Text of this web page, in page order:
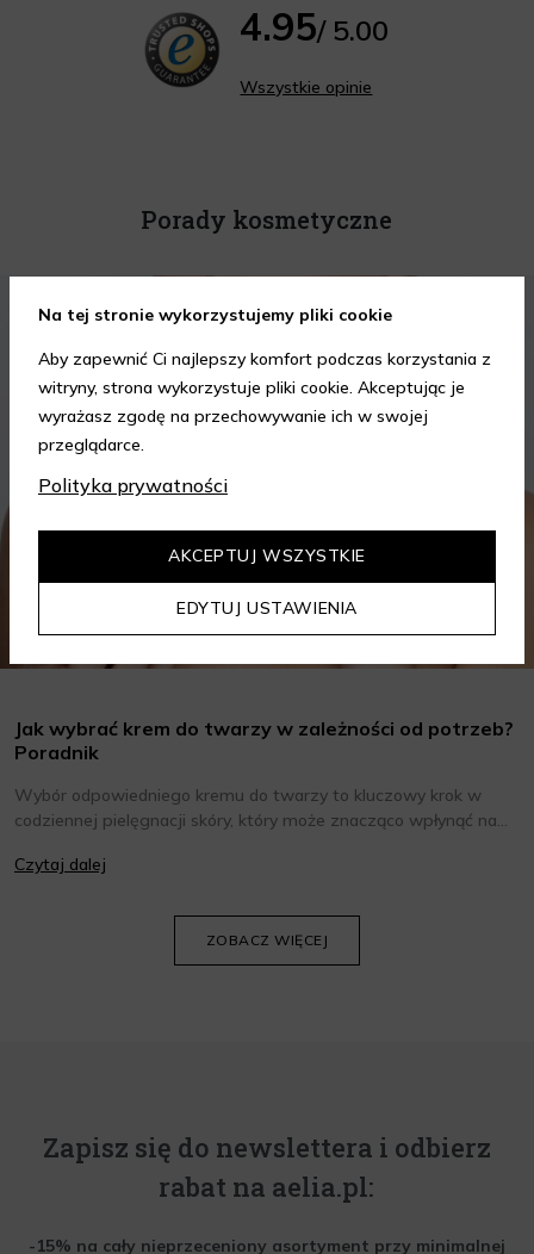
4.95/ 5.00
Wszystkie opinie
Porady kosmetyczne
Jak wybrać krem do twarzy w zależności od potrzeb?
Poradnik
Wybór odpowiedniego kremu do twarzy to kluczowy krok w
codziennej pielęgnacji skóry, który może znacząco wpłynąć na
oraz wiedzieć, jak dopasować je do potrzeb własnej skóry.
Czytaj dalej
ZOBACZ WIĘCEJ
Zapisz się do newslettera i odbierz
rabat na aelia.pl:
-15% na cały nieprzeceniony asortyment przy minimalnej
Na tej stronie wykorzystujemy pliki cookie
Aby zapewnić Ci najlepszy komfort podczas korzystania z
witryny, strona wykorzystuje pliki cookie. Akceptując je
wyrażasz zgodę na przechowywanie ich w swojej
przeglądarce.
Polityka prywatności
EDYTUJ USTAWIENIA
AKCEPTUJ WSZYSTKIE